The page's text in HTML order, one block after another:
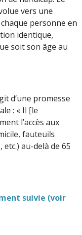
vers une
personne en
identique,
soit son âge au
d’une promesse
: « Il [le
l’accès aux
fauteuils
au-delà de 65
suivie (voir